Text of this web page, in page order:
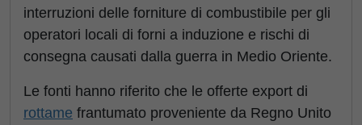
interruzioni delle forniture di combustibile per gli
operatori locali di forni a induzione e rischi di
consegna causati dalla guerra in Medio Oriente.
Le fonti hanno riferito che le offerte export di
rottame frantumato proveniente da Regno Unito